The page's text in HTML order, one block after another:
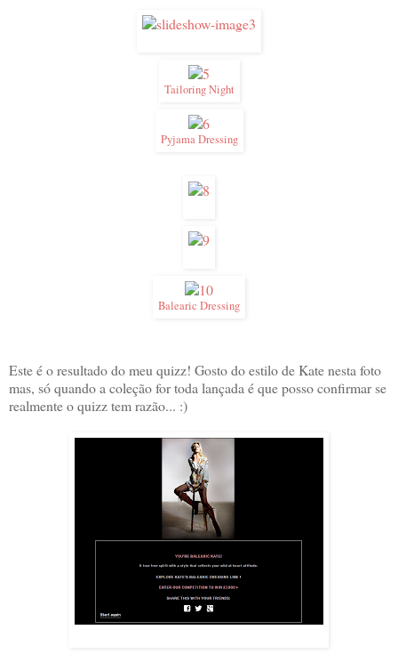
Tailoring Night
Pyjama Dressing
Balearic Dressing
Este é o resultado do meu quizz! Gosto do estilo de Kate nesta foto
mas, só quando a coleção for toda lançada é que posso confirmar se
realmente o quizz tem razão... :)